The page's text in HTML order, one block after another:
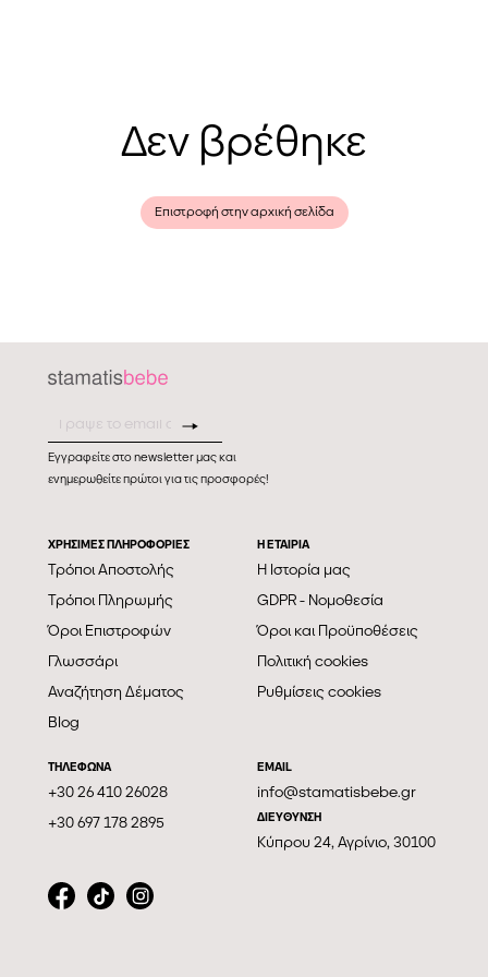
Δεν βρέθηκε
Επιστροφή στην αρχική σελίδα
Εγγραφείτε στο newsletter μας και
ενημερωθείτε πρώτοι για τις προσφορές!
ΧΡΗΣΙΜΕΣ ΠΛΗΡΟΦΟΡΙΕΣ
Τρόποι Αποστολής
Τρόποι Πληρωμής
Όροι Επιστροφών
Γλωσσάρι
Αναζήτηση Δέματος
Blog
Η ΕΤΑΙΡΊΑ
Η Ιστορία μας
GDPR - Νομοθεσία
Όροι και Προϋποθέσεις
Πολιτική cookies
Ρυθμίσεις cookies
ΤΗΛΕΦΩΝΑ
+30 26 410 26028
+30 697 178 2895
EMAIL
info@stamatisbebe.gr
ΔΙΕΥΘΥΝΣΗ
Κύπρου 24, Αγρίνιο, 30100